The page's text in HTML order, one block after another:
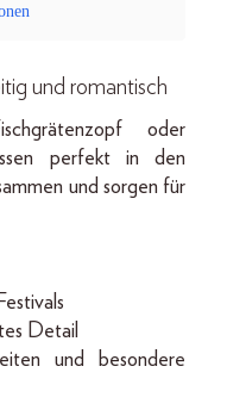
und romantisch
oder
perfekt in den
und sorgen für
Detail
und besondere